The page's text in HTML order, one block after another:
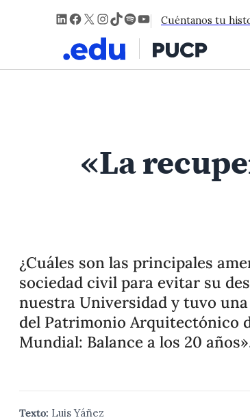
LinkedIn
Facebook
X Instagram
TikTok
Spotify
YouTube
Cuéntanos tu
«La
¿Cuáles son las principales
sociedad civil para evitar su
nuestra Universidad y tuvo
del Patrimonio Arquitectónico
Mundial: Balance a los 20
Texto: Luis Yáñez